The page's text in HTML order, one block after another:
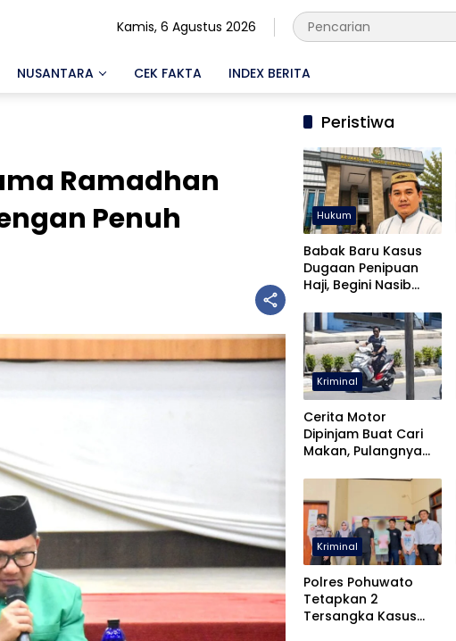
Kamis, 6 Agustus 2026
NUSANTARA CEK FAKTA INDEX BERITA
Ramadhan
Penuh
Peristiwa
Hukum
Babak Baru Kasus
Dugaan Penipuan
Haji, Begini Nasib
Kriminal
Cerita Motor
Dipinjam Buat Cari
Makan, Pulangnya
Pohuwato
Kriminal
Polres Pohuwato
Tetapkan 2
Tersangka Kasus